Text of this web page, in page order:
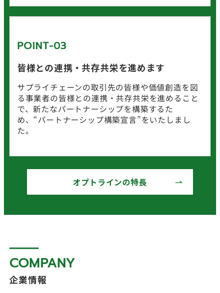
POINT-03
皆様との連携・共存共栄を進めます
サプライチェーンの取引先の皆様や価値創造を図
る事業者の皆様との連携・共存共栄を進めること
で、新たなパートナーシップを構築するた
め、“パートナーシップ構築宣言”をいたしまし
た。
オプトラインの特長
COMPANY
企業情報